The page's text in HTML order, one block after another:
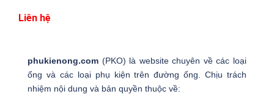
Liên hệ
phukienong.com (PKO) là website chuyên về các loại
ống và các loại phụ kiện trên đường ống. Chịu trách
nhiệm nội dung và bản quyền thuộc về: